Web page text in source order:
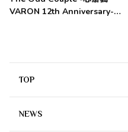
VARON 12th Anniversary-に
TOP
NEWS